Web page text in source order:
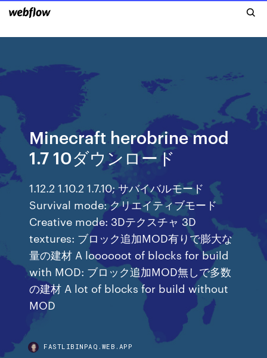
Minecraft herobrine mod
1.7 10ダウンロード
1.12.2 1.10.2 1.7.10; サバイバルモード
Survival mode: クリエイティブモード
Creative mode: 3Dテクスチャ 3D
textures: ブロック追加MOD有りで膨大な
量の建材 A loooooot of blocks for build
with MOD: ブロック追加MOD無しで多数
の建材 A lot of blocks for build without
MOD
FASTLIBINPAQ.WEB.APP